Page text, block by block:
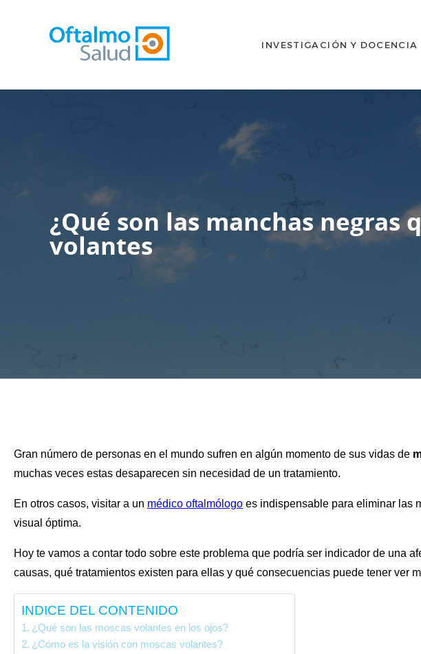
INVESTIGACIÓN Y DOCENCIA
¿Qué son las manchas negras
volantes
Gran número de personas en el mundo sufren en algún momento de sus vidas de
muchas veces estas desaparecen sin necesidad de un tratamiento.
En otros casos, visitar a un médico oftalmólogo es indispensable para eliminar las
visual óptima.
Hoy te vamos a contar todo sobre este problema que podría ser indicador de una
causas, qué tratamientos existen para ellas y qué consecuencias puede tener ver
INDICE DEL CONTENIDO
¿Qué son las moscas volantes en los ojos?
¿Cómo es la visión con moscas volantes?